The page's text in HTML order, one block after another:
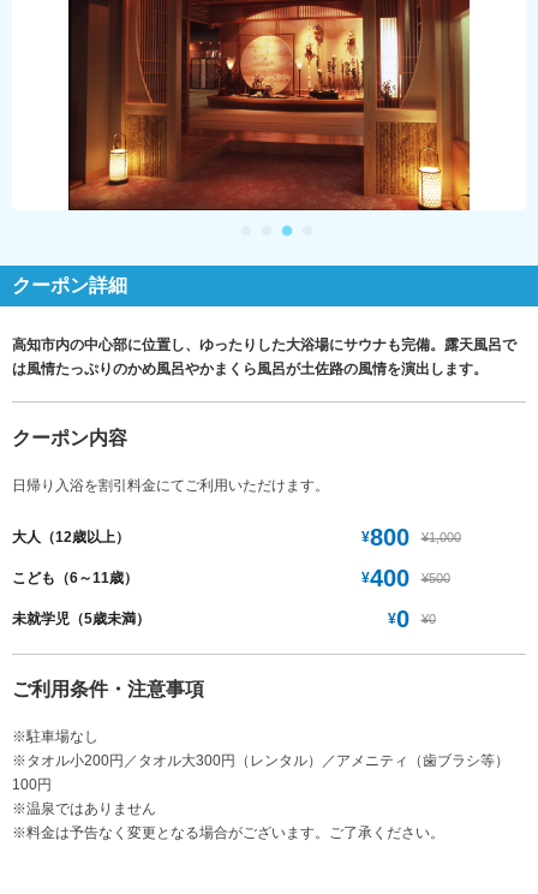
クーポン詳細
高知市内の中心部に位置し、ゆったりした大浴場にサウナも完備。露天風呂で
は風情たっぷりのかめ風呂やかまくら風呂が土佐路の風情を演出します。
クーポン内容
日帰り入浴を割引料金にてご利用いただけます。
大人（12歳以上） ¥800 ¥1,000
こども（6～11歳） ¥400 ¥500
未就学児（5歳未満） ¥0 ¥0
ご利用条件・注意事項
※駐車場なし
※タオル小200円／タオル大300円（レンタル）／アメニティ（歯ブラシ等）
100円
※温泉ではありません
※料金は予告なく変更となる場合がございます。ご了承ください。